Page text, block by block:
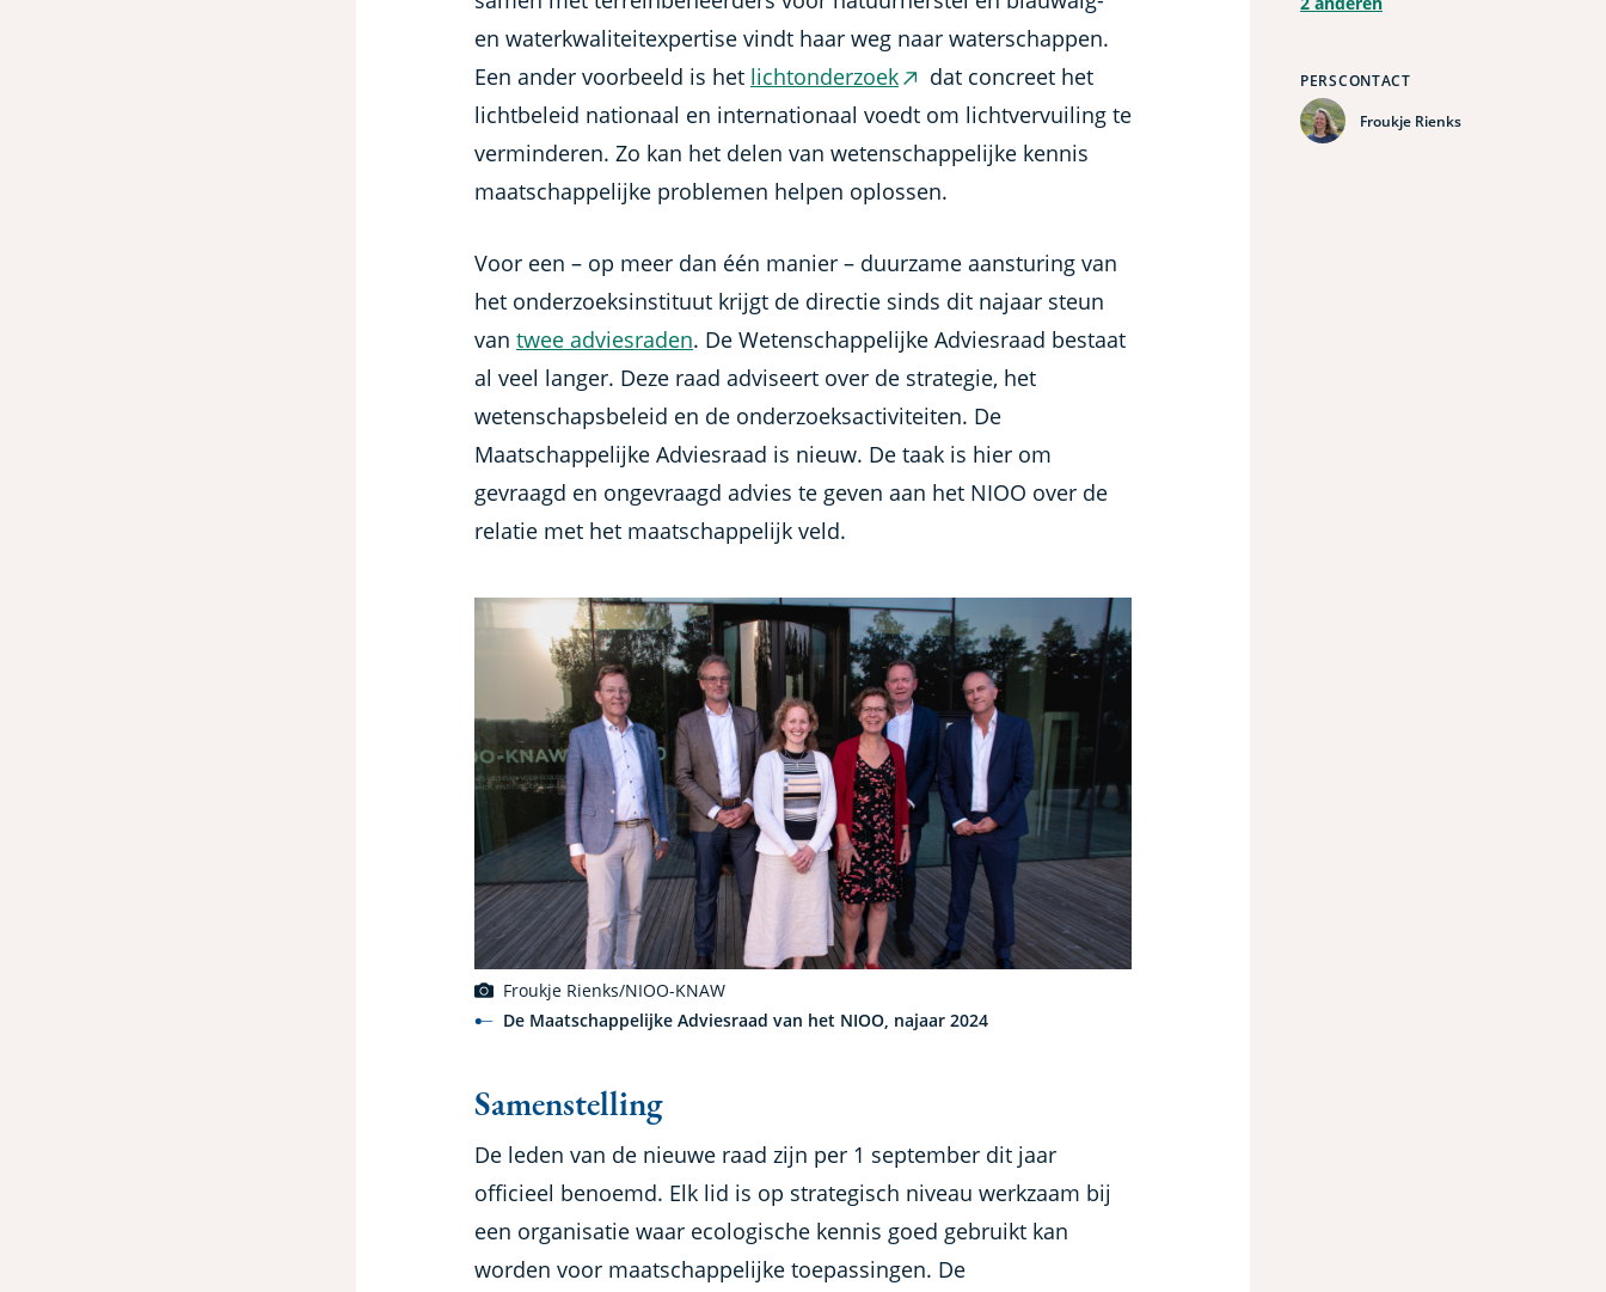
PERSCONTACT
Froukje Rienks
en waterkwaliteitexpertise vindt haar weg naar waterschappen.
Een ander voorbeeld is het lichtonderzoek(externe
link)
dat concreet het
lichtbeleid nationaal en internationaal voedt om lichtvervuiling te
verminderen. Zo kan het delen van wetenschappelijke kennis
maatschappelijke problemen helpen oplossen.
Voor een – op meer dan één manier – duurzame aansturing van
het onderzoeksinstituut krijgt de directie sinds dit najaar steun
van twee adviesraden. De Wetenschappelijke Adviesraad bestaat
al veel langer. Deze raad adviseert over de strategie, het
wetenschapsbeleid en de onderzoeksactiviteiten. De
Maatschappelijke Adviesraad is nieuw. De taak is hier om
gevraagd en ongevraagd advies te geven aan het NIOO over de
relatie met het maatschappelijk veld.
Froukje Rienks/NIOO-KNAW
De Maatschappelijke Adviesraad van het NIOO, najaar 2024
Samenstelling
De leden van de nieuwe raad zijn per 1 september dit jaar
officieel benoemd. Elk lid is op strategisch niveau werkzaam bij
een organisatie waar ecologische kennis goed gebruikt kan
worden voor maatschappelijke toepassingen. De